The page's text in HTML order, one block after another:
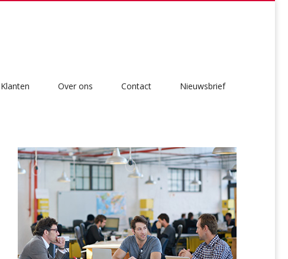
Klanten Over ons Contact Nieuwsbrief